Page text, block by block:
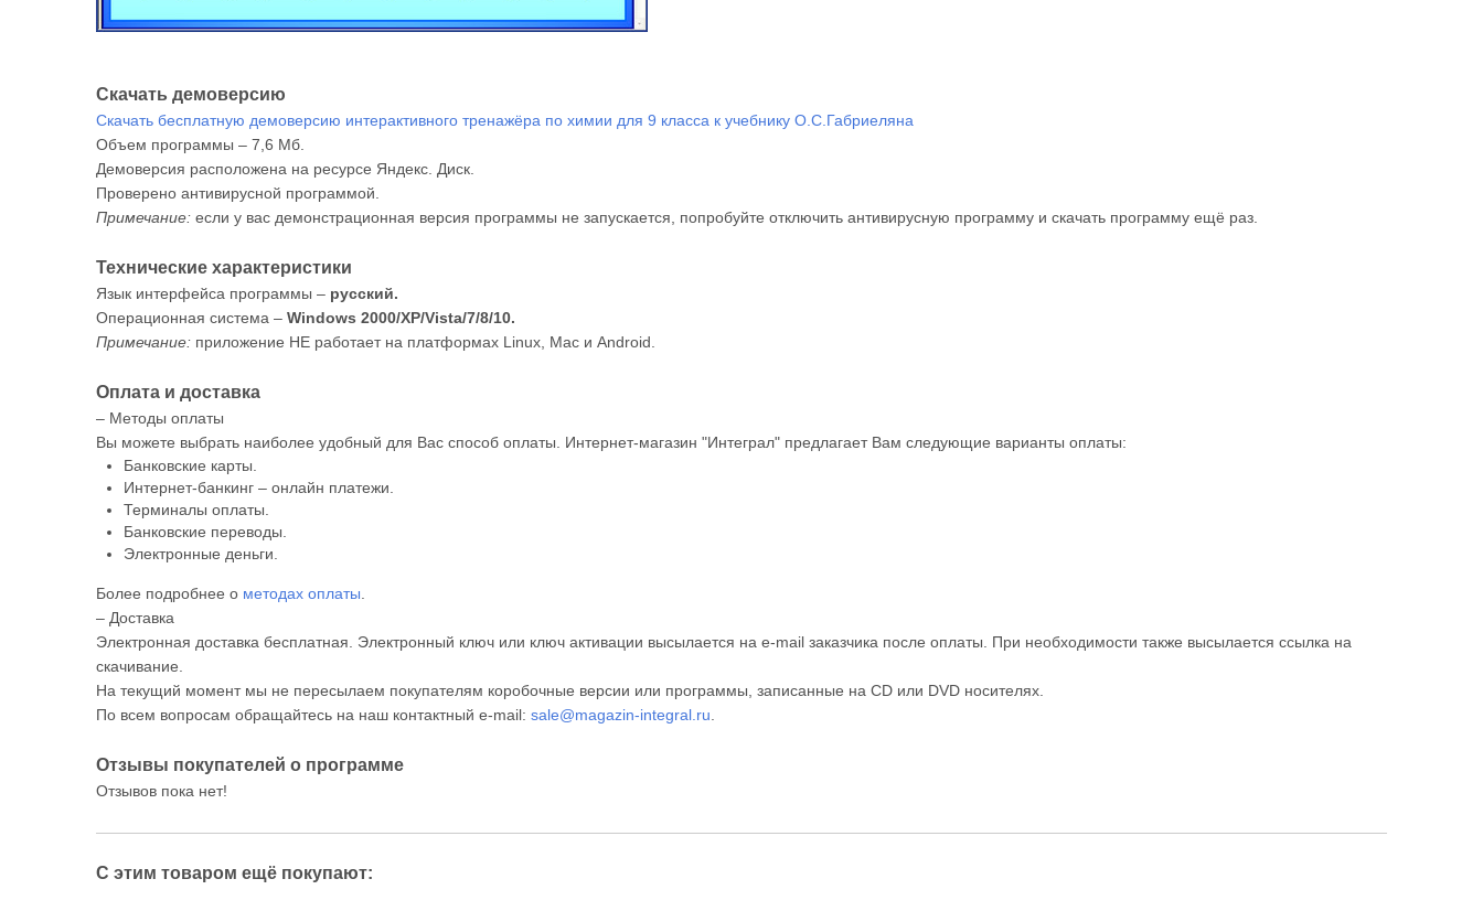
Скачать демоверсию
Скачать бесплатную демоверсию интерактивного тренажёра по химии для 9 класса к учебнику О.С.Габриеляна
Объем программы – 7,6 Мб.
Демоверсия расположена на ресурсе Яндекс. Диск.
Проверено антивирусной программой.
Примечание: если у вас демонстрационная версия программы не запускается, попробуйте отключить антивирусную программу и скачать программу ещё раз.
Технические характеристики
Язык интерфейса программы – русский.
Операционная система – Windows 2000/XP/Vista/7/8/10.
Примечание: приложение НЕ работает на платформах Linux, Mac и Android.
Оплата и доставка
– Методы оплаты
Вы можете выбрать наиболее удобный для Вас способ оплаты. Интернет-магазин "Интеграл" предлагает Вам следующие варианты оплаты:
Банковские карты.
Интернет-банкинг – онлайн платежи.
Терминалы оплаты.
Банковские переводы.
Электронные деньги.
Более подробнее о методах оплаты
– Доставка
Электронная доставка бесплатная. Электронный ключ или ключ активации высылается на e-mail заказчика после оплаты. При необходимости также высылается ссылка на
скачивание.
На текущий момент мы не пересылаем покупателям коробочные версии или программы, записанные на CD или DVD носителях.
По всем вопросам обращайтесь на наш контактный e-mail: sale@magazin-integral.ru
Отзывы покупателей о программе
Отзывов пока нет!
С этим товаром ещё покупают: